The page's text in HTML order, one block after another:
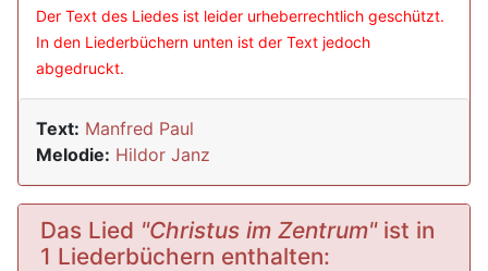
Der Text des Liedes ist leider urheberrechtlich geschützt.
In den Liederbüchern unten ist der Text jedoch
abgedruckt.
Text: Manfred Paul
Melodie: Hildor Janz
Das Lied "Christus im Zentrum"ist in
1 Liederbüchern enthalten: